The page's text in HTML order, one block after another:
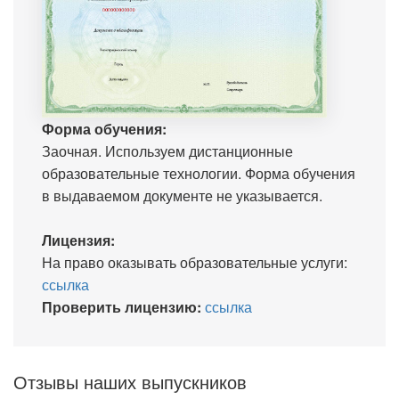
Форма обучения:
Заочная. Используем дистанционные
образовательные технологии. Форма обучения
в выдаваемом документе не указывается.
Лицензия:
На право оказывать образовательные услуги:
ссылка
Проверить лицензию: ссылка
Отзывы наших выпускников